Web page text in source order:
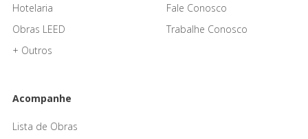
Hotelaria
Obras LEED
+ Outros
Fale Conosco
Trabalhe Conosco
Acompanhe
Lista de Obras